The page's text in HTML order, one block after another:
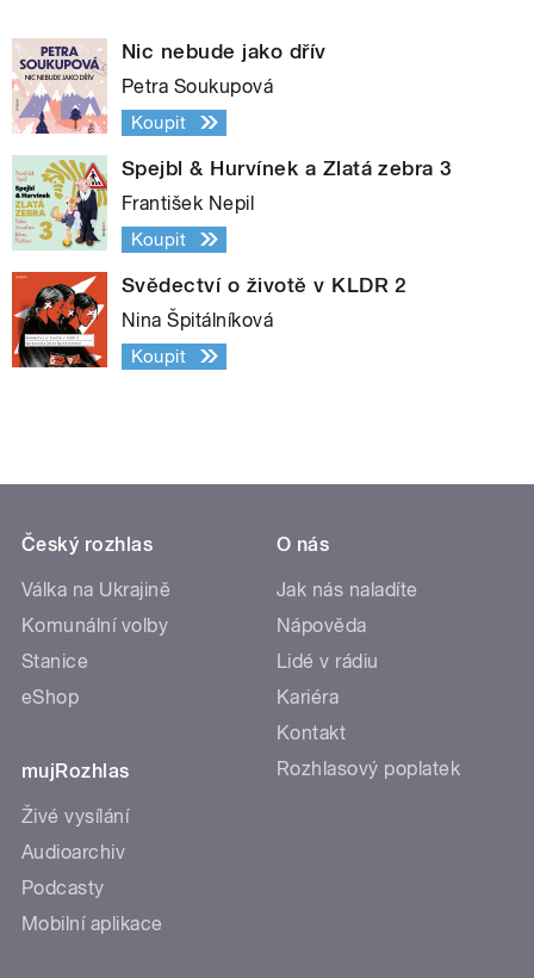
Nic nebude jako dřív
Petra Soukupová
Koupit
Spejbl & Hurvínek a Zlatá zebra 3
František Nepil
Koupit
Svědectví o životě v KLDR 2
Nina Špitálníková
Koupit
Český rozhlas
Válka na Ukrajině
Komunální volby
Stanice
eShop
mujRozhlas
Živé vysílání
Audioarchiv
Podcasty
Mobilní aplikace
O nás
Jak nás naladíte
Nápověda
Lidé v rádiu
Kariéra
Kontakt
Rozhlasový poplatek